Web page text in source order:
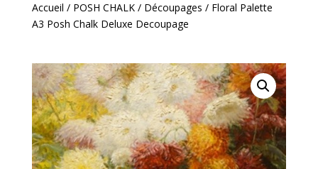
Accueil / POSH CHALK/ Découpages / Floral Palette
A3 Posh Chalk Deluxe Decoupage